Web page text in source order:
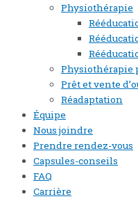
Physiothérapie
Physiothérapie
Prêt et vente
Réadaptation
Équipe
Nous joindre
Prendre rendez-vous
Capsules-conseils
FAQ
Carrière